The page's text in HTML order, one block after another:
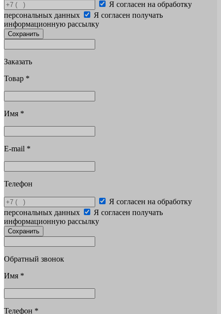
Я согласен на обработку
персональных данных
Я согласен получать
информационную рассылку
Сохранить
Заказать
Товар *
Имя *
E-mail *
Телефон
Я согласен на обработку
персональных данных
Я согласен получать
информационную рассылку
Сохранить
Обратный звонок
Имя *
Телефон *